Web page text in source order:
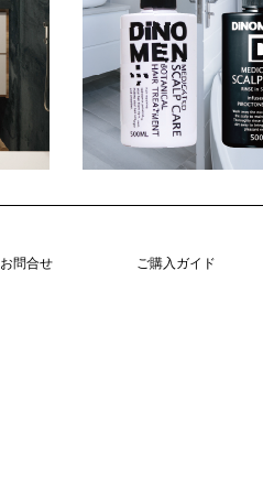
お問合せ ご購入ガイド